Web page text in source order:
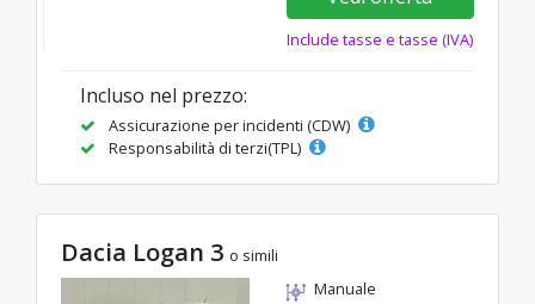
Include tasse e tasse (IVA)
Incluso nel prezzo:
Assicurazione per incidenti (CDW)
Responsabilità di terzi(TPL)
Dacia Logan 3 o simili
Manuale